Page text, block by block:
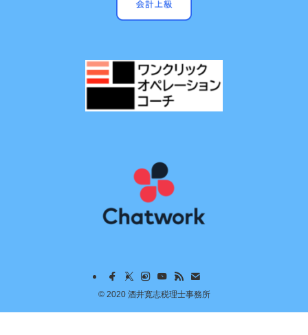
©2020 酒井寛志税理士事務所